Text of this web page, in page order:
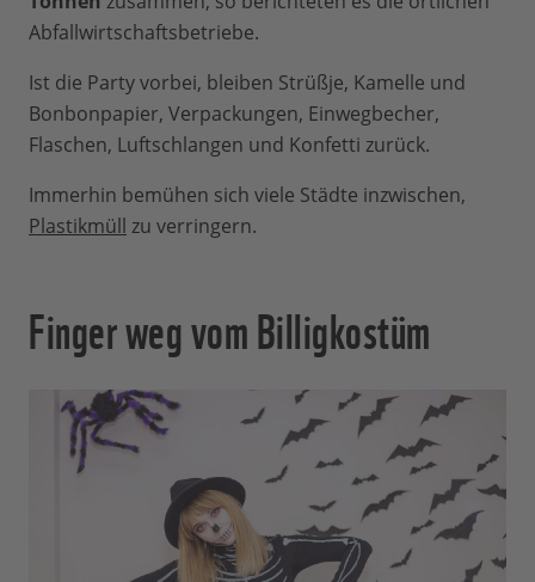
Abfallwirtschaftsbetriebe.
Ist die Party vorbei, bleiben Strüßje, Kamelle und
Bonbonpapier, Verpackungen, Einwegbecher,
Flaschen, Luftschlangen und Konfetti zurück.
Immerhin bemühen sich viele Städte inzwischen,
Plastikmüll zu verringern.
Finger weg vom Billigkostüm